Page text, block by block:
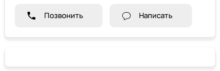
Позвонить Написать